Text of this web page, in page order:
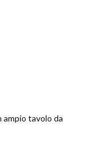
ampio tavolo da